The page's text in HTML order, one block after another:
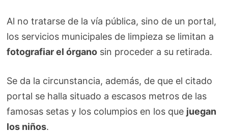
Al no tratarse de la vía pública, sino de un portal,
los servicios municipales de limpieza se limitan a
fotografiar el órgano sin proceder a su retirada.
Se da la circunstancia, además, de que el citado
portal se halla situado a escasos metros de las
famosas setas y los columpios en los que juegan
los niños.